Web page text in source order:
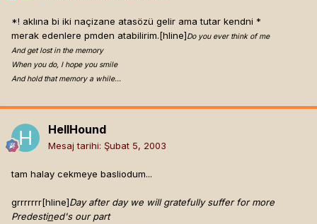
*! aklına bi iki naçizane atasözü gelir ama tutar kendni *
merak edenlere pmden atabilirim.[hline]Do you ever think of me
And get lost in the memory
When you do, I hope you smile
And hold that memory a while…
HellHound
Mesaj tarihi: Şubat 5, 2003
tam halay cekmeye basliodum...
grrrrrrr[hline]Day after day we will gratefully suffer for more
Predestined's our part